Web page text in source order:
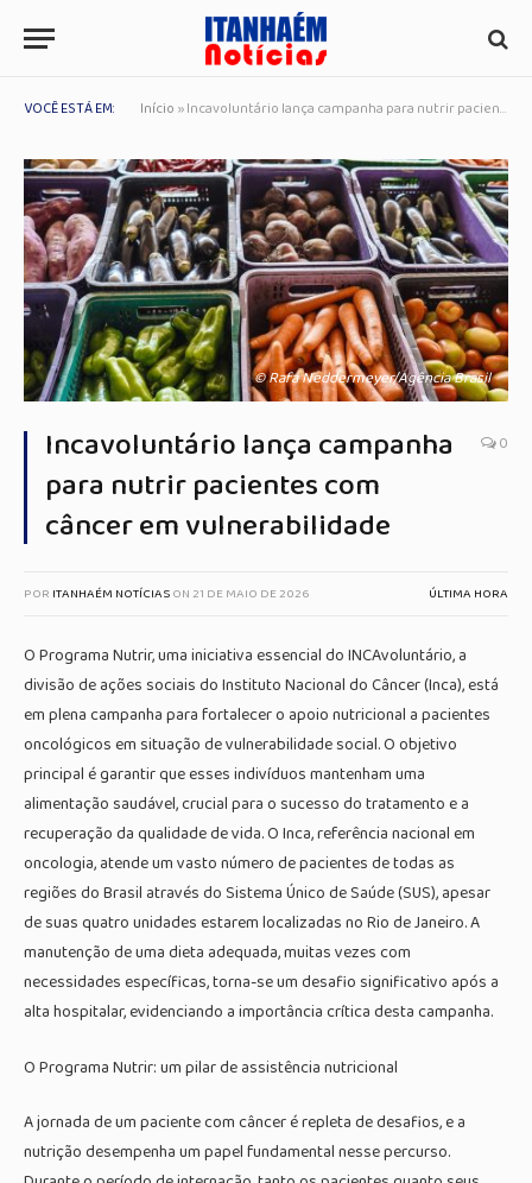
VOCÊ ESTÁ EM: Início »Incavoluntário lança campanha para nutrir pacientes com câncer em vulnerabilidade
© Rafa Neddermeyer/Agência Brasil
Incavoluntário lança campanha
para nutrir pacientes com
câncer em vulnerabilidade
0
POR ITANHAÉM NOTÍCIASON21 DE MAIO DE 2026 ÚLTIMA HORA
O Programa Nutrir, uma iniciativa essencial do INCAvoluntário, a
divisão de ações sociais do Instituto Nacional do Câncer (Inca), está
em plena campanha para fortalecer o apoio nutricional a pacientes
oncológicos em situação de vulnerabilidade social. O objetivo
principal é garantir que esses indivíduos mantenham uma
alimentação saudável, crucial para o sucesso do tratamento e a
recuperação da qualidade de vida. O Inca, referência nacional em
oncologia, atende um vasto número de pacientes de todas as
regiões do Brasil através do Sistema Único de Saúde (SUS), apesar
de suas quatro unidades estarem localizadas no Rio de Janeiro. A
manutenção de uma dieta adequada, muitas vezes com
necessidades específicas, torna-se um desafio significativo após a
alta hospitalar, evidenciando a importância crítica desta campanha.
O Programa Nutrir: um pilar de assistência nutricional
A jornada de um paciente com câncer é repleta de desafios, e a
nutrição desempenha um papel fundamental nesse percurso.